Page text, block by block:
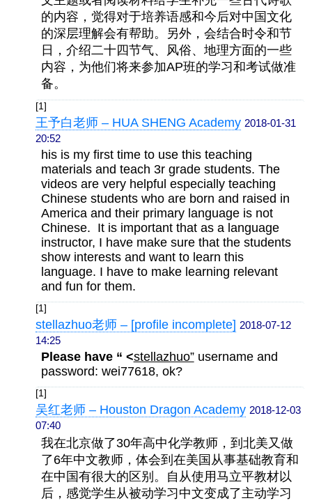
的内容，觉得对于培养语感和今后对中国文化
的深层理解会有帮助。另外，会结合时令和节
日，介绍二十四节气、风俗、地理方面的一些
内容，为他们将来参加AP班的学习和考试做准
备。
[1]
王予白老师 – HUA SHENG Academy 2018-01-31
20:52
his is my first time to use this teaching
materials and teach 3r grade students. The
videos are very helpful especially teaching
Chinese students who are born and raised in
America and their primary language is not
Chinese. It is important that as a language
instructor, I have make sure that the students
show interests and want to learn this
language. I have to make learning relevant
and fun for them.
[1]
stellazhuo老师 – [profile incomplete] 2018-07-12
14:25
Please have “ <stellazhuo” username and
password: wei77618, ok?
[1]
吴红老师 – Houston Dragon Academy 2018-12-03
07:40
我在北京做了30年高中化学教师，到北美又做
了6年中文教师， 体会到在美国从事基础教育和
在中国有很大的区别。
自从使用马立平教材以
后，感觉学生从被动学习中文变成了主动学习